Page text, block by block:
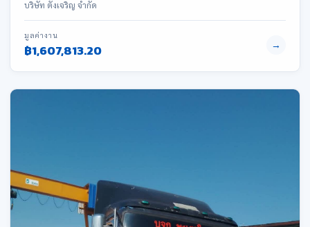
บริษัท ตั้งเจริญ จำกัด
มูลค่างาน
฿1,607,813.20 →